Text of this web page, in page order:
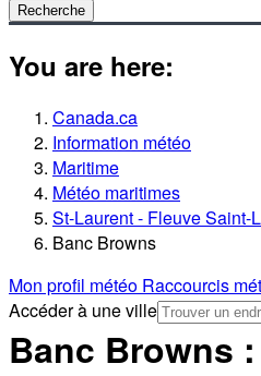
Recherche
You are here:
Canada.ca
Information météo
Maritime
Météo maritimes
St-Laurent - Fleuve Saint-
Banc Browns
Mon profil météo Raccourcis
Accéder à une ville
Banc Browns